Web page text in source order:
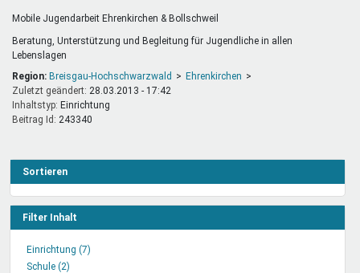
Mobile Jugendarbeit Ehrenkirchen & Bollschweil
Beratung, Unterstützung und Begleitung für Jugendliche in allen
Lebenslagen
Region: Breisgau-Hochschwarzwald
Ehrenkirchen
Zuletzt geändert: 28.03.2013 - 17:42
Inhaltstyp:
einrichtung
Beitrag Id: 243340
Sortieren
Filter Inhalt
Einrichtung (7)
Schule (2)